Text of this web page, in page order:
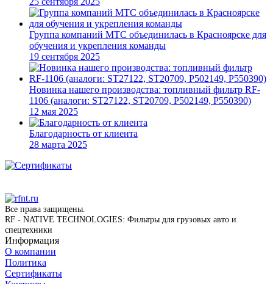
Группа компаний МТС объединилась в Красноярске для
обучения и укрепления команды
19 сентября 2025
Новинка нашего производства: топливный фильтр RF-
1106 (аналоги: ST27122, ST20709, P502149, P550390)
12 мая 2025
Благодарность от клиента
28 марта 2025
Все права защищены.
RF - NATIVE TECHNOLOGIES: Фильтры для грузовых авто и
спецтехники
Информация
О компании
Политика
Сертификаты